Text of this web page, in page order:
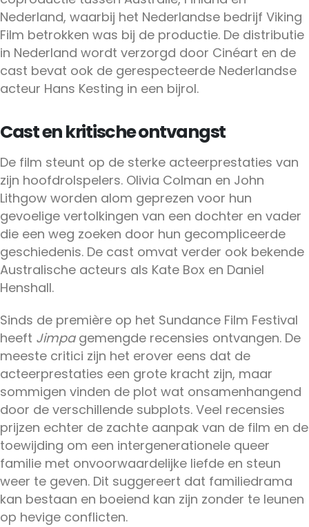
Nederland, waarbij het Nederlandse bedrijf Viking
Film betrokken was bij de productie. De distributie
in Nederland wordt verzorgd door Cinéart en de
cast bevat ook de gerespecteerde Nederlandse
acteur Hans Kesting in een bijrol.
Cast en kritische ontvangst
De film steunt op de sterke acteerprestaties van
zijn hoofdrolspelers. Olivia Colman en John
Lithgow worden alom geprezen voor hun
gevoelige vertolkingen van een dochter en vader
die een weg zoeken door hun gecompliceerde
geschiedenis. De cast omvat verder ook bekende
Australische acteurs als Kate Box en Daniel
Henshall.
Sinds de première op het Sundance Film Festival
heeft Jimpagemengde recensies ontvangen. De
meeste critici zijn het erover eens dat de
acteerprestaties een grote kracht zijn, maar
sommigen vinden de plot wat onsamenhangend
door de verschillende subplots. Veel recensies
prijzen echter de zachte aanpak van de film en de
toewijding om een intergenerationele queer
familie met onvoorwaardelijke liefde en steun
weer te geven. Dit suggereert dat familiedrama
kan bestaan en boeiend kan zijn zonder te leunen
op hevige conflicten.